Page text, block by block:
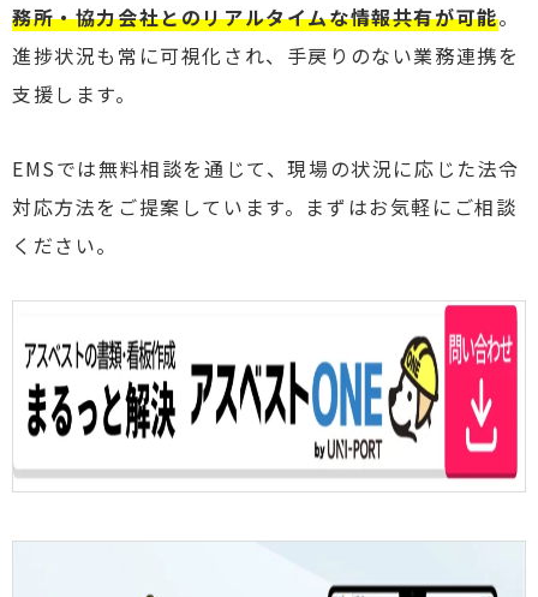
務所・協力会社とのリアルタイムな情報共有が可能。
進捗状況も常に可視化され、手戻りのない業務連携を
支援します。
EMSでは無料相談を通じて、現場の状況に応じた法令
対応方法をご提案しています。まずはお気軽にご相談
ください。